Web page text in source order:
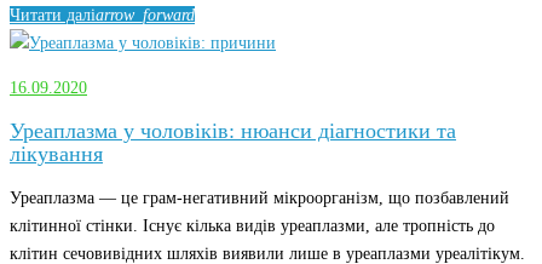
Читати даліarrow_forward
16.09.2020
Уреаплазма у чоловіків: нюанси діагностики та
лікування
Уреаплазма — це грам-негативний мікроорганізм, що позбавлений
клітинної стінки. Існує кілька видів уреаплазми, але тропність до
клітин сечовивідних шляхів виявили лише в уреаплазми уреалітікум.